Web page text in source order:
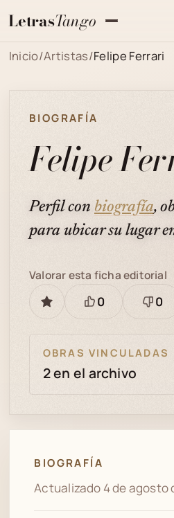
LetrasTango
Inicio/Artistas/Felipe Ferrari
BIOGRAFÍA
Felipe
Perfil con biografía,
para ubicar su lugar
GUARDAR
Valorar esta ficha editorial
Está
0 0
OBRAS VINCULADAS
2 en el archivo
BIOGRAFÍA
Actualizado 4 de agosto